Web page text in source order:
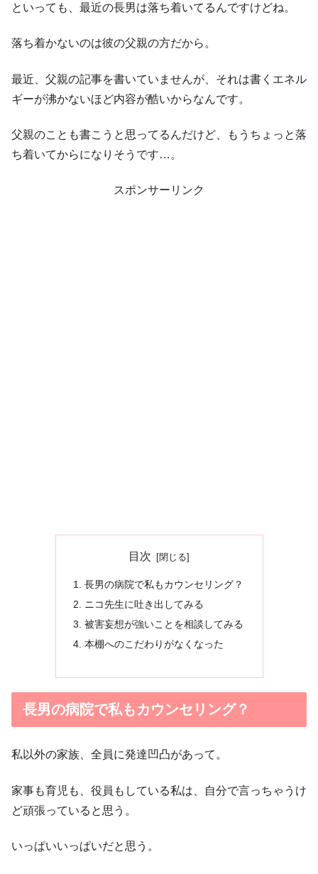
といっても、最近の長男は落ち着いてるんですけどね。
落ち着かないのは彼の父親の方だから。
最近、父親の記事を書いていませんが、それは書くエネル
ギーが沸かないほど内容が酷いからなんです。
父親のことも書こうと思ってるんだけど、もうちょっと落
ち着いてからになりそうです…。
スポンサーリンク
目次
長男の病院で私もカウンセリング？
ニコ先生に吐き出してみる
被害妄想が強いことを相談してみる
本棚へのこだわりがなくなった
長男の病院で私もカウンセリング？
私以外の家族、全員に発達凹凸があって。
家事も育児も、役員もしている私は、自分で言っちゃうけ
ど頑張っていると思う。
いっぱいいっぱいだと思う。